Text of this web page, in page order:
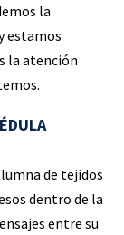
la
estamos
la atención
de tejidos
dentro de la
entre su